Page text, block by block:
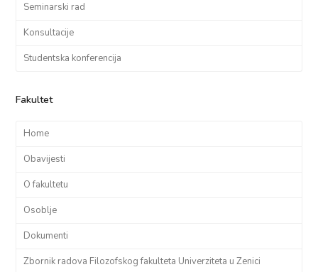
Seminarski rad
Konsultacije
Studentska konferencija
Fakultet
Home
Obavijesti
O fakultetu
Osoblje
Dokumenti
Zbornik radova Filozofskog fakulteta Univerziteta u Zenici